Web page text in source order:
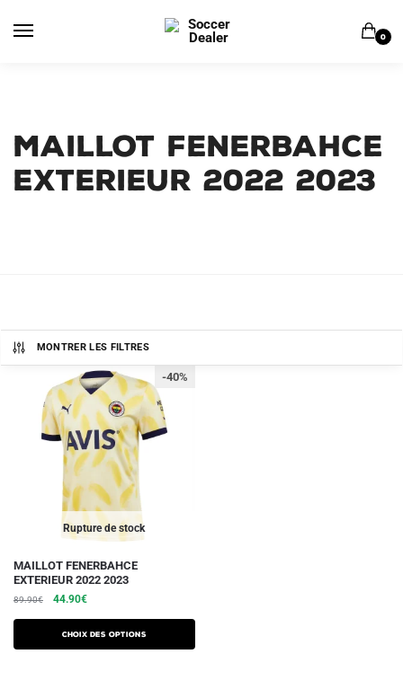
0
MAILLOT FENERBAHCE
EXTERIEUR 2022 2023
MONTRER LES FILTRES
Rupture de stock
-40%
MAILLOT FENERBAHCE
EXTERIEUR 2022 2023
89.90€
Le
initial
était :
44.90€Le
actuel
est :
Choix des options
Ce
produit
a
plusieurs
variations.